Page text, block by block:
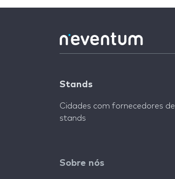
Stands
Cidades com fornecedores de
stands
Sobre nós